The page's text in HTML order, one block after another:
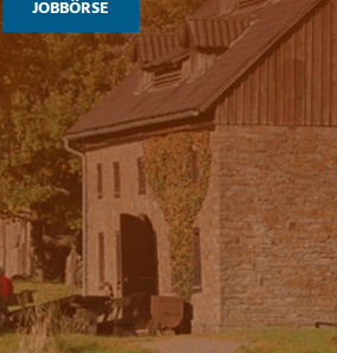
JOBBÖRSE